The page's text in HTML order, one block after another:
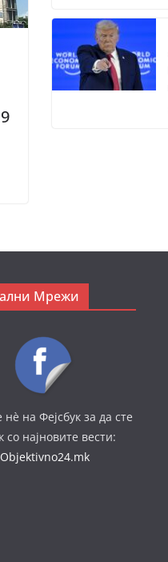
Мрежи
нè на Фејсбук за да сте
со најновите вести:
Objektivno24.mk